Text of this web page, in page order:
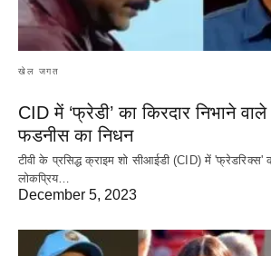
खेल जगत
CID में ‘फ्रेडी’ का किरदार निभाने
फडनीस का निधन
टीवी के प्रसिद्ध क्राइम शो सीआईडी (CID) में
लोकप्रिय…
December 5, 2023